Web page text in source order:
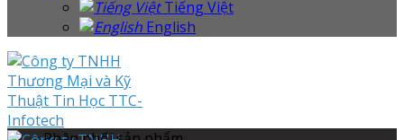
Tiếng Việt
English